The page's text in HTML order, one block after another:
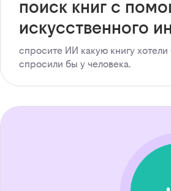
поиск книг с
искусственного
спросите ИИ какую книгу хотели
спросили бы у человека.